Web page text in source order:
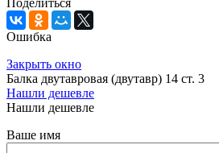
Ошибка
Закрыть окно
Балка двутавровая (двутавр) 14 ст. 3
Нашли дешевле
Нашли дешевле
Ваше имя